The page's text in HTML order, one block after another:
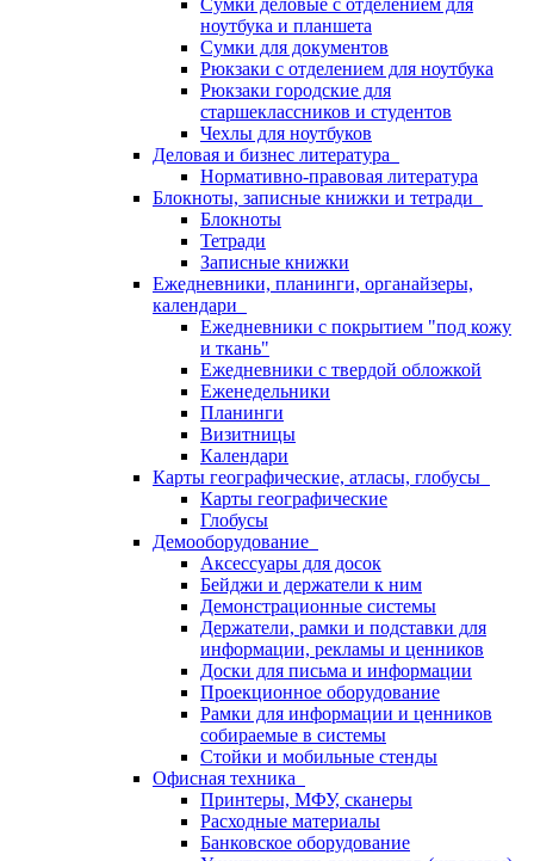
Сумки деловые с отделением для
ноутбука и планшета
Сумки для документов
Рюкзаки с отделением для ноутбука
Рюкзаки городские для
старшеклассников и студентов
Чехлы для ноутбуков
Деловая и бизнес литература
Нормативно-правовая литература
Блокноты, записные книжки и тетради
Блокноты
Тетради
Записные книжки
Ежедневники, планинги, органайзеры,
календари
Ежедневники с покрытием "под кожу
и ткань"
Ежедневники с твердой обложкой
Еженедельники
Планинги
Визитницы
Календари
Карты географические, атласы, глобусы
Карты географические
Глобусы
Демооборудование
Аксессуары для досок
Бейджи и держатели к ним
Демонстрационные системы
Держатели, рамки и подставки для
информации, рекламы и ценников
Доски для письма и информации
Проекционное оборудование
Рамки для информации и ценников
собираемые в системы
Стойки и мобильные стенды
Офисная техника
Принтеры, МФУ, сканеры
Расходные материалы
Банковское оборудование